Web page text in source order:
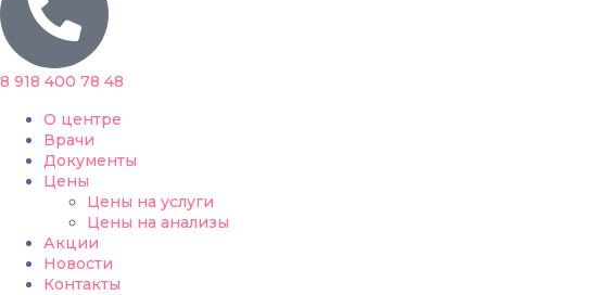
8 918 400 78 48
О центре
Врачи
Документы
Цены
Цены на услуги
Цены на анализы
Акции
Новости
Контакты